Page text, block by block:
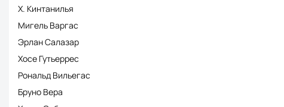
Х. Кинтанилья
Мигель Варгас
Эрлан Салазар
Хосе Гутьеррес
Рональд Вильегас
Бруно Вера